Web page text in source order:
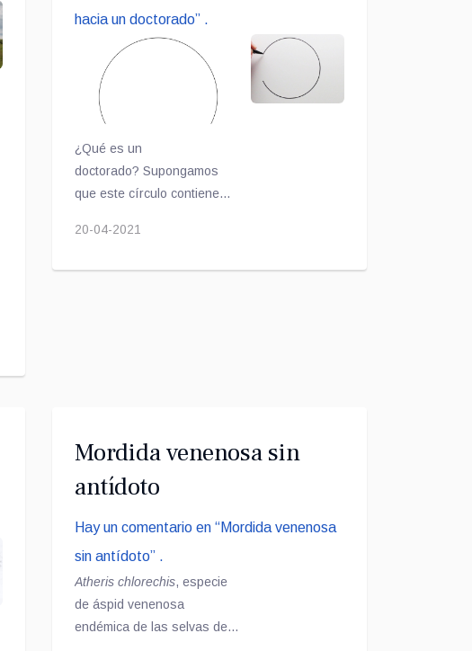
hacia un doctorado” .
¿Qué es un
doctorado? Supongamos
que este círculo contiene
20-04-2021
Mordida venenosa sin
antídoto
Hay un comentario en “Mordida venenosa
sin antídoto” .
Atheris chlorechis, especie
de áspid venenosa
endémica de las selvas de